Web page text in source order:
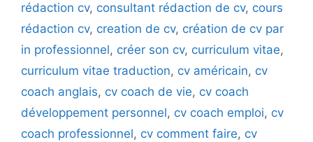
rédaction cv, consultant rédaction de cv, cours
rédaction cv, creation de cv, création de cv par
in professionnel, créer son cv, curriculum vitae,
curriculum vitae traduction, cv américain, cv
coach anglais, cv coach de vie, cv coach
développement personnel, cv coach emploi, cv
coach professionnel, cv comment faire, cv